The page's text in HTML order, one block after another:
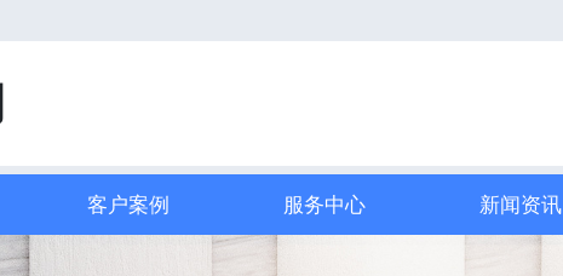
客户案例 服务中心 新闻资讯